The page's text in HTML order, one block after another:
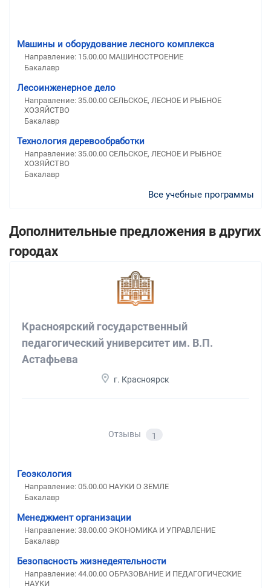
Машины и оборудование лесного комплекса
Направление: 15.00.00 МАШИНОСТРОЕНИЕ
Бакалавр
Лесоинженерное дело
Направление: 35.00.00 СЕЛЬСКОЕ, ЛЕСНОЕ И РЫБНОЕ
ХОЗЯЙСТВО
Бакалавр
Технология деревообработки
Направление: 35.00.00 СЕЛЬСКОЕ, ЛЕСНОЕ И РЫБНОЕ
ХОЗЯЙСТВО
Бакалавр
Все учебные программы
Дополнительные предложения в других
городах
Красноярский государственный
педагогический университет им. В.П.
Астафьева
г. Красноярск
Отзывы 1
Геоэкология
Направление: 05.00.00 НАУКИ О ЗЕМЛЕ
Бакалавр
Менеджмент организации
Направление: 38.00.00 ЭКОНОМИКА И УПРАВЛЕНИЕ
Бакалавр
Безопасность жизнедеятельности
Направление: 44.00.00 ОБРАЗОВАНИЕ И ПЕДАГОГИЧЕСКИЕ
НАУКИ